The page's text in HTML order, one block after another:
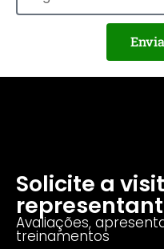
Solicite a
Avaliações,
treinamentos